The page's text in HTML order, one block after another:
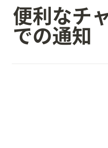
便利なチ
での通知